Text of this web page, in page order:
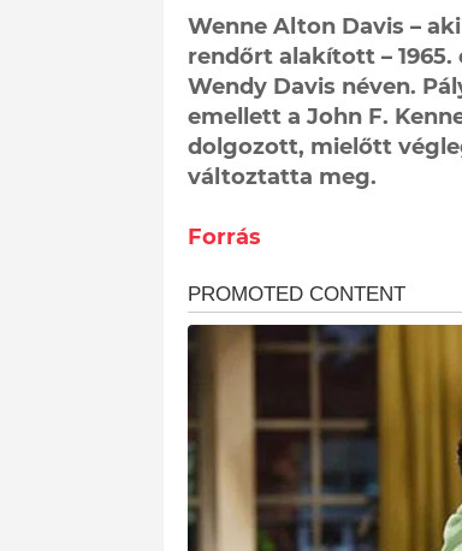
Wenne Alton Davis –
rendőrt alakított –
Wendy Davis néven.
emellett a John F.
dolgozott, mielőtt
változtatta meg.
Forrás